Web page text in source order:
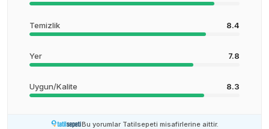
Temizlik 8.4
Yer 7.8
Uygun/Kalite 8.3
Bu yorumlar Tatilsepeti misafirlerine aittir.